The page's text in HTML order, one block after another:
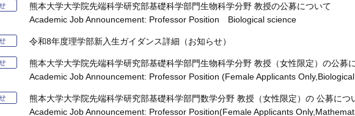
熊本⼤学⼤学院先端科学研究部基礎科学部門生物科学分野 教授の公募について
Academic Job Announcement: Professor Position Biological science
令和8年度理学部新入生ガイダンス詳細（お知らせ）
熊本⼤学⼤学院先端科学研究部基礎科学部門生物科学分野 教授（⼥性限定）の公募
Academic Job Announcement: Professor Position (Female Applicants
熊本⼤学⼤学院先端科学研究部基礎科学部門数学分野 教授（⼥性限定）の 公募につ
Academic Job Announcement: Professor Position(Female Applicants